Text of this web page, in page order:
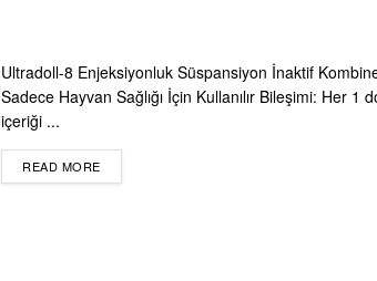
Ultradoll-8 Enjeksiyonluk Süspansiyon İnaktif
Sadece Hayvan Sağlığı İçin Kullanılır Bileşimi: Her 1
içeriği ...
READ MOREDETAILS